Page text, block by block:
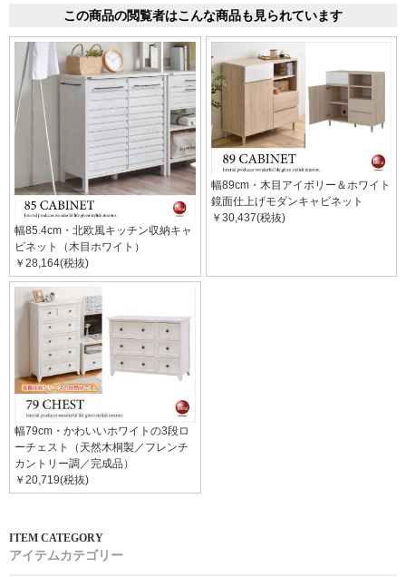
この商品の閲覧者はこんな商品も見られています
幅85.4cm・北欧風キッチン収納キャ
ビネット（木目ホワイト）
￥28,164(税抜)
幅89cm・木目アイボリー＆ホワイト
鏡面仕上げモダンキャビネット
￥30,437(税抜)
幅79cm・かわいいホワイトの3段ロ
ーチェスト（天然木桐製／フレンチ
カントリー調／完成品）
￥20,719(税抜)
アイテムカテゴリー